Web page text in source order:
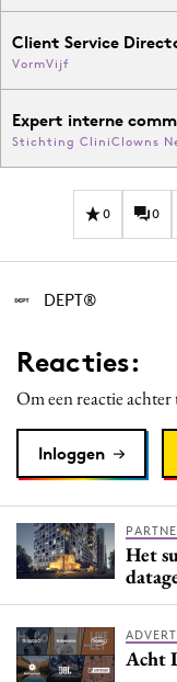
Client Service
VormVijf
Expert interne
Stichting CliniClowns
0 0
DEPT®
Reacties:
Om een reactie achter
Inloggen
Het
Acht